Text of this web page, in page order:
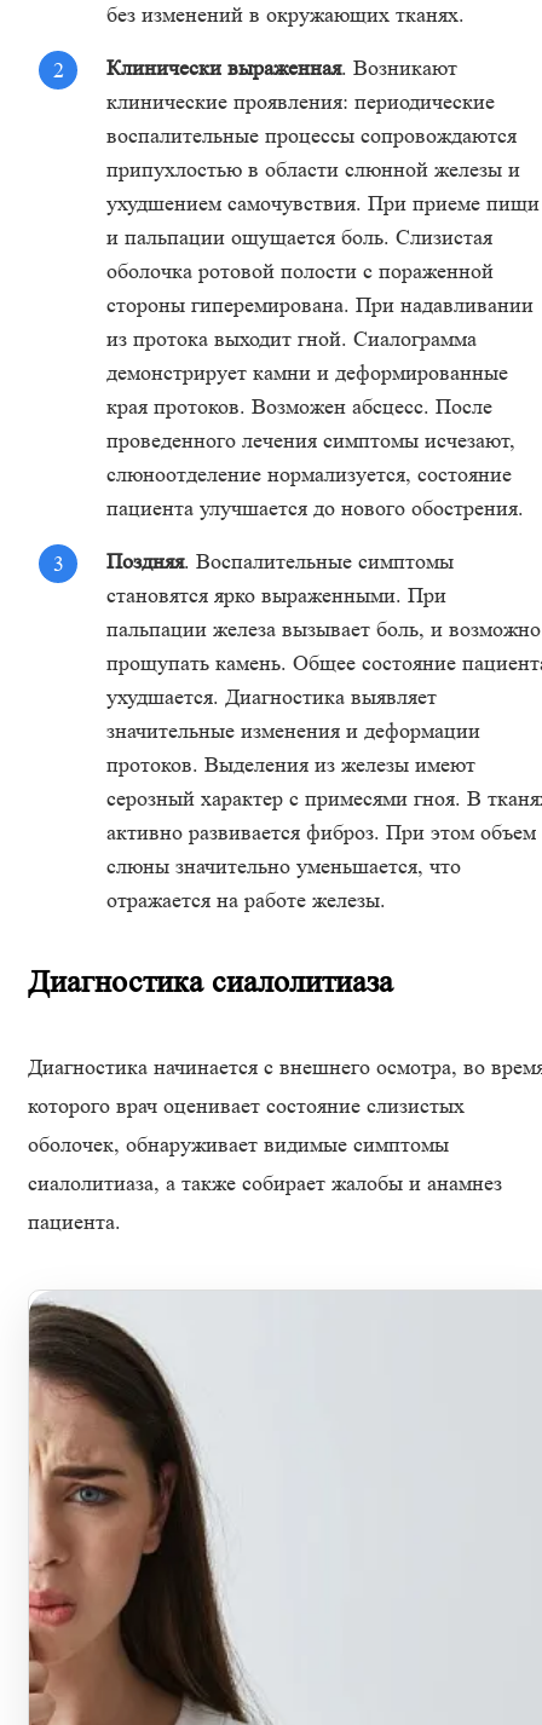
без изменений в окружающих тканях.
Клинически выраженная. Возникают
клинические проявления: периодические
воспалительные процессы сопровождаются
припухлостью в области слюнной железы и
ухудшением самочувствия. При приеме пищи
и пальпации ощущается боль. Слизистая
оболочка ротовой полости с пораженной
стороны гиперемирована. При надавливании
из протока выходит гной. Сиалограмма
демонстрирует камни и деформированные
края протоков. Возможен абсцесс. После
проведенного лечения симптомы исчезают,
слюноотделение нормализуется, состояние
пациента улучшается до нового обострения.
Поздняя. Воспалительные симптомы
становятся ярко выраженными. При
пальпации железа вызывает боль, и возможно
прощупать камень. Общее состояние
ухудшается. Диагностика выявляет
значительные изменения и деформации
протоков. Выделения из железы имеют
серозный характер с примесями гноя. В
активно развивается фиброз. При этом объем
слюны значительно уменьшается, что
отражается на работе железы.
Диагностика сиалолитиаза
Диагностика начинается с внешнего осмотра, во
которого врач оценивает состояние слизистых
оболочек, обнаруживает видимые симптомы
сиалолитиаза, а также собирает жалобы и анамнез
пациента.